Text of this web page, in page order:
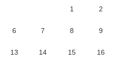
1 2
6 7 8 9
13 14 15 16